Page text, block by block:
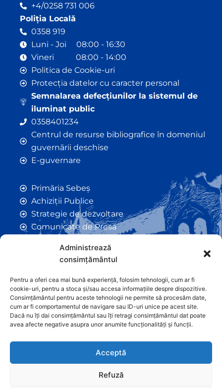
Administrează
consimțământul
Pentru a oferi cea mai bună experiență, folosim tehnologii, cum ar fi
cookie-uri, pentru a stoca și/sau accesa informațiile despre dispozitive.
Consimțământul pentru aceste tehnologii ne permite să procesăm date,
cum ar fi comportamentul de navigare sau ID-uri unice pe acest site.
Dacă nu îți dai consimțământul sau îți retragi consimțământul dat poate
avea afecte negative asupra unor anumite funcționalități și funcții.
Acceptă
Refuză
+4/0258 731 006
Poliția Locală
0358 919
Luni - Joi 08:00 - 16:30
Vineri 08:00 - 14:00
Politica de Cookie-uri
Protecția datelor cu caracter personal
Semnalarea defecțiunilor la sistemul de
iluminat public
0358401234
Centrul de resurse bibliografice în domeniul
guvernării deschise
E-guvernare
Primăria Sebeș
Achiziții Publice
Strategie de dezvoltare
Comunicate de Presă
Anunțuri
Hotarâri de Consiliu
Certificate de Urbanism
Autorizații de Construcții
Orașe Înfrățite
Contact